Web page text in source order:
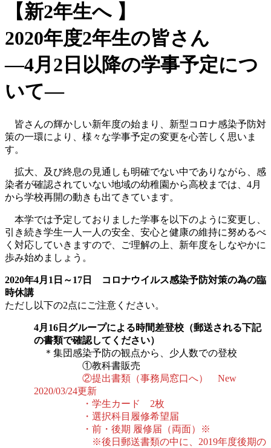
【新2年生へ 】
2020年度2年生の皆さん
―4月2日以降の学事予定につ
いて―
皆さんの輝かしい新年度の始まり、新型コロナ感染予防対
策の一環により、様々な学事予定の変更を心苦しく思いま
す。
拡大、及び終息の見通しも明確でない中でありながら、感
染者が確認されていない地域の幼稚園から高校までは、4月
から学校再開の動きも出てきています。
本学では予定しておりました学事を以下のように変更し、
引き続き学生一人一人の安全、安心と健康の維持に努めるべ
く対応していきますので、ご理解の上、新年度をしなやかに
歩み始めましょう。
2020年4月1日～17日 コロナウイルス感染予防対策の為の臨
時休講
ただし以下の2点にご注意ください。
4月16日グループによる時間差登校（郵送される下記
の書類で確認してください）
＊集団感染予防の観点から、少人数での登校
①教科書販売
②提出書類（事務局窓口へ） New
2020/03/24更新
・学生カード 2枚
・選択科目履修希望届
・前・後期 履修届（両面）※
※後日郵送書類の中に、2019年度後期の